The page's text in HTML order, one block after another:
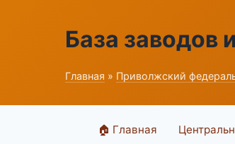
База заводов
Главная » Приволжский
🏠 Главная